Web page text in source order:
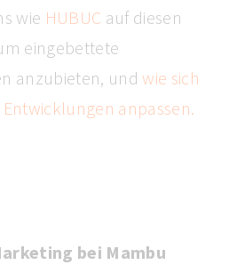
wie HUBUC auf diesen
eingebettete
anzubieten, undwie sich
anpassen.
bei Mambu